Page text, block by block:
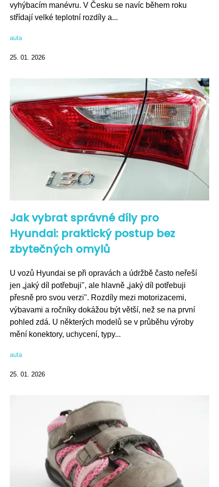
vyhýbacím manévru. V Česku se navíc během roku
střídají velké teplotní rozdíly a...
auta
25. 01. 2026
Jak vybrat správné díly pro
Hyundai: praktický postup bez
zbytečných omylů
U vozů Hyundai se při opravách a údržbě často neřeší
jen „jaký díl potřebuji", ale hlavně „jaký díl potřebuji
přesně pro svou verzi". Rozdíly mezi motorizacemi,
výbavami a ročníky dokážou být větší, než se na první
pohled zdá. U některých modelů se v průběhu výroby
mění konektory, uchycení, typy...
auta
25. 01. 2026